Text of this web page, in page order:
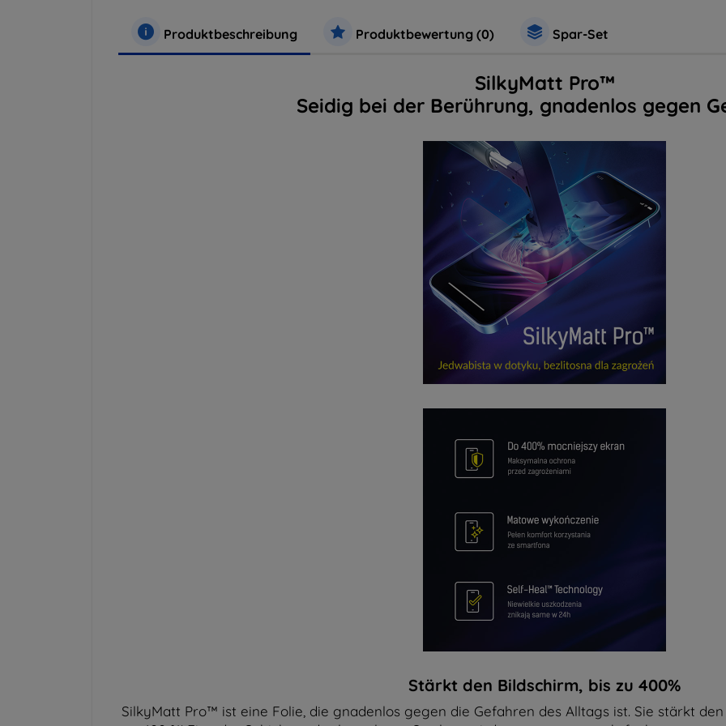
Produktbeschreibung Produktbewertung (0) Spar-Set
SilkyMatt Pro™
Seidig bei der Berührung, gnadenlos gegen
Stärkt den Bildschirm, bis zu 400%
SilkyMatt Pro™ ist eine Folie, die gnadenlos gegen die Gefahren des Alltags ist. Sie stärkt